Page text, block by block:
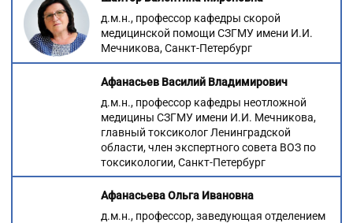
д.м.н., профессор кафедры скорой
медицинской помощи СЗГМУ имени И.И.
Мечникова, Санкт-Петербург
Афанасьев Василий Владимирович
д.м.н., профессор кафедры неотложной
медицины СЗГМУ имени И.И. Мечникова,
главный токсиколог Ленинградской
области, член экспертного совета ВОЗ по
токсикологии, Санкт-Петербург
Афанасьева Ольга Ивановна
д.м.н., профессор, заведующая отделением